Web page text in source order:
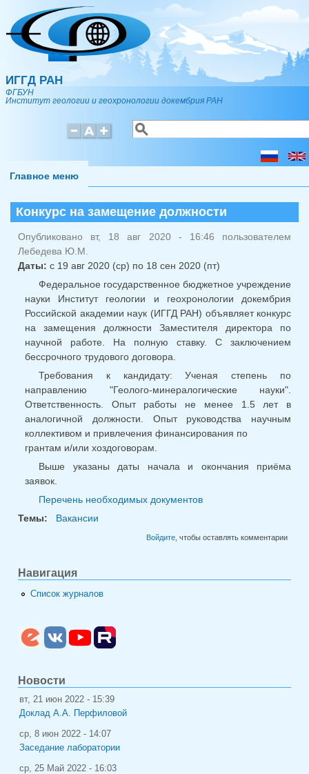
Перейти к основному содержанию
ИГГД РАН
ФГБУН
Институт геологии и геохронологии докембрия РАН
Форма поиска
Поиск
Главное меню
Конкурс на замещение должности
Опубликовано вт, 18 авг 2020 - 16:46 пользователем
Лебедева Ю.М.
Даты: с 19 авг 2020 (ср) по 18 сен 2020 (пт)
Федеральное государственное бюджетное учреждение
науки Институт геологии и геохронологии докембрия
Российской академии наук (ИГГД РАН) объявляет конкурс
на замещения должности Заместителя директора по
научной работе. На полную ставку. С заключением
бессрочного трудового договора.
Требования к кандидату: Ученая степень по
направлению "Геолого-минералогические науки".
Ответственность. Опыт работы не менее 1.5 лет в
аналогичной должности. Опыт руководства научным
коллективом и привлечения финансирования по
грантам и/или хоздоговорам.
Выше указаны даты начала и окончания приёма
заявок.
Перечень необходимых документов
Темы:
Вакансии
Войдите, чтобы оставлять комментарии
Навигация
Список журналов
Новости
вт, 21 июн 2022 - 15:39
Доклад А.А. Перфиловой
ср, 8 июн 2022 - 14:07
Заседание лаборатории
ср, 25 Май 2022 - 16:03